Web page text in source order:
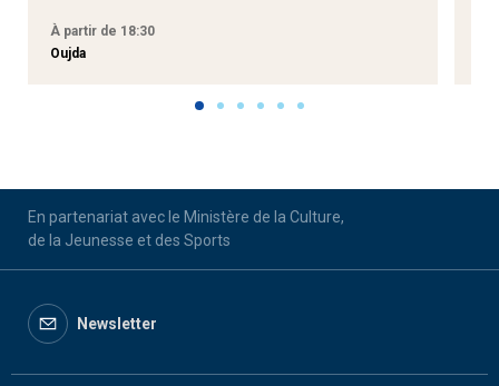
À partir de 18:30
Oujda
En partenariat avec le Ministère de la Culture,
de la Jeunesse et des Sports
Newsletter